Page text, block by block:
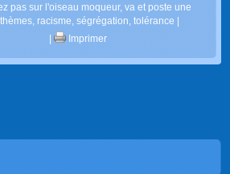
pas sur l'oiseau moqueur, va et poste une
racisme ségrégation tolérance |
| Imprimer